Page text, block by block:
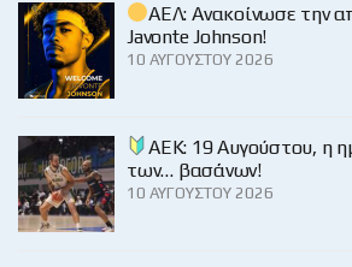
ΑΕΛ: Ανακοίνωσε την
Javonte Johnson!
10 ΑΥΓΟΎΣΤΟΥ 2026
ΑΕΚ: 19 Αυγούστου, η
των… βασάνων!
10 ΑΥΓΟΎΣΤΟΥ 2026